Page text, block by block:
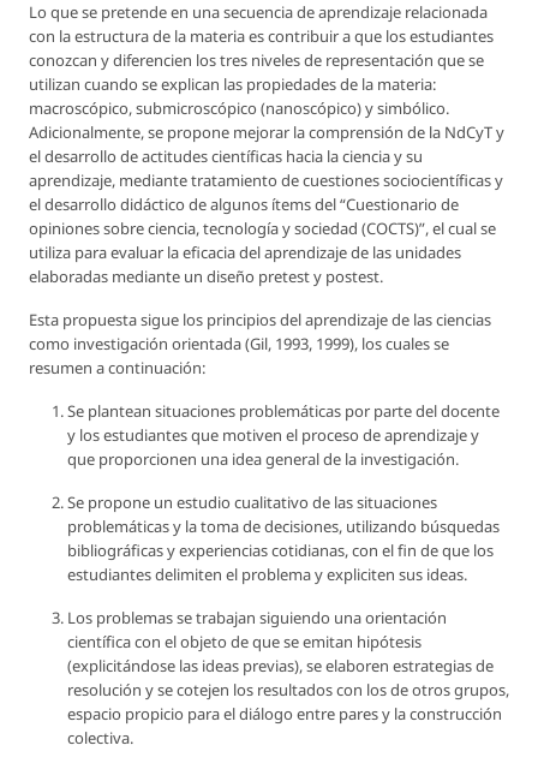
Lo que se pretende en una secuencia de aprendizaje relacionada
con la estructura de la materia es contribuir a que los estudiantes
conozcan y diferencien los tres niveles de representación que se
utilizan cuando se explican las propiedades de la materia:
macroscópico, submicroscópico (nanoscópico) y simbólico.
Adicionalmente, se propone mejorar la comprensión de la NdCyT y
el desarrollo de actitudes científicas hacia la ciencia y su
aprendizaje, mediante tratamiento de cuestiones sociocientíficas y
el desarrollo didáctico de algunos ítems del “Cuestionario de
opiniones sobre ciencia, tecnología y sociedad (COCTS)”, el cual se
utiliza para evaluar la eficacia del aprendizaje de las unidades
elaboradas mediante un diseño pretest y postest.
Esta propuesta sigue los principios del aprendizaje de las ciencias
como investigación orientada (Gil, 1993, 1999), los cuales se
resumen a continuación:
Se plantean situaciones problemáticas por parte del docente
y los estudiantes que motiven el proceso de aprendizaje y
que proporcionen una idea general de la investigación.
Se propone un estudio cualitativo de las situaciones
problemáticas y la toma de decisiones, utilizando búsquedas
bibliográficas y experiencias cotidianas, con el fin de que los
estudiantes delimiten el problema y expliciten sus ideas.
Los problemas se trabajan siguiendo una orientación
científica con el objeto de que se emitan hipótesis
(explicitándose las ideas previas), se elaboren estrategias de
resolución y se cotejen los resultados con los de otros grupos,
espacio propicio para el diálogo entre pares y la construcción
colectiva.